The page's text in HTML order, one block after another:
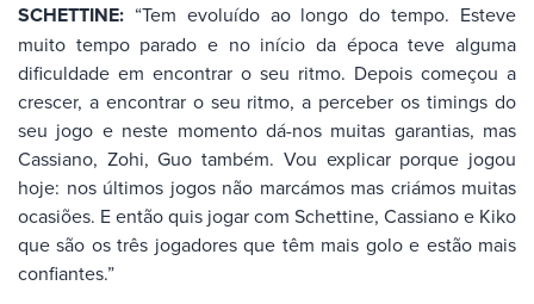
SCHETTINE: “Tem evoluído ao longo do tempo. Esteve
muito tempo parado e no início da época teve alguma
dificuldade em encontrar o seu ritmo. Depois começou a
crescer, a encontrar o seu ritmo, a perceber os timings do
seu jogo e neste momento dá-nos muitas garantias, mas
Cassiano, Zohi, Guo também. Vou explicar porque jogou
hoje: nos últimos jogos não marcámos mas criámos muitas
ocasiões. E então quis jogar com Schettine, Cassiano e Kiko
que são os três jogadores que têm mais golo e estão mais
confiantes.”